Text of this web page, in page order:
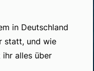
in Deutschland
in Deutschland
statt, und wie
alles über